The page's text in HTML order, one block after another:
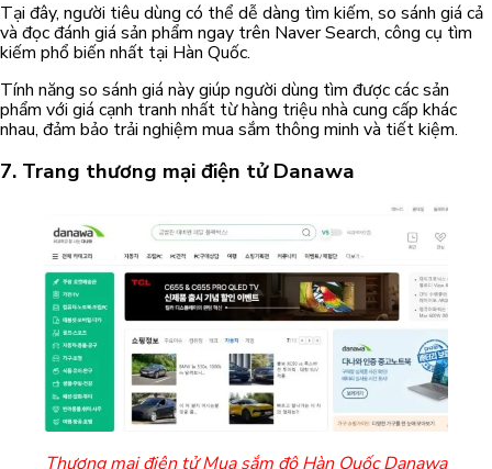
Tại đây, người tiêu dùng có thể dễ dàng tìm kiếm, so sánh giá cả
và đọc đánh giá sản phẩm ngay trên Naver Search, công cụ tìm
kiếm phổ biến nhất tại Hàn Quốc.
Tính năng so sánh giá này giúp người dùng tìm được các sản
phẩm với giá cạnh tranh nhất từ hàng triệu nhà cung cấp khác
nhau, đảm bảo trải nghiệm mua sắm thông minh và tiết kiệm.
7. Trang thương mại điện tử Danawa
Thương mại điện tử Mua sắm đô Hàn Quốc Danawa